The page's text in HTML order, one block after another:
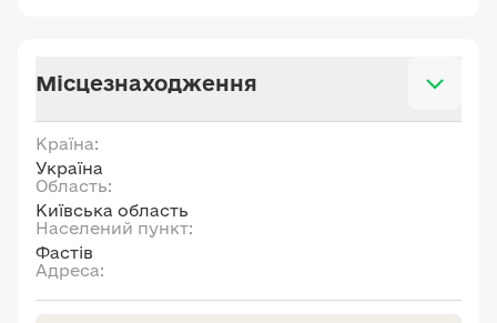
Місцезнаходження
Країна:
Україна
Область:
Київська область
Населений пункт:
Фастів
Адреса: